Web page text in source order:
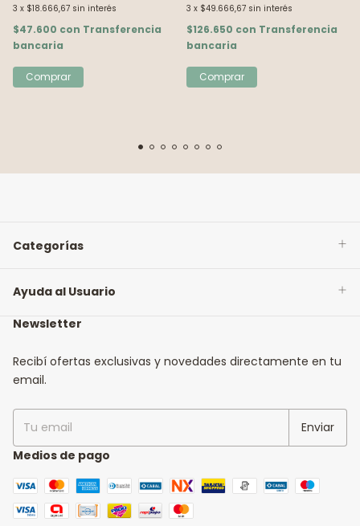
3 x $18.666,67 sin interés
$47.600 con Transferencia
bancaria
Comprar
3 x $49.666,67 sin interés
$126.650 con Transferencia
bancaria
Categorías
Ayuda al Usuario
Newsletter
Recibí ofertas exclusivas y novedades directamente en tu
email.
Medios de pago